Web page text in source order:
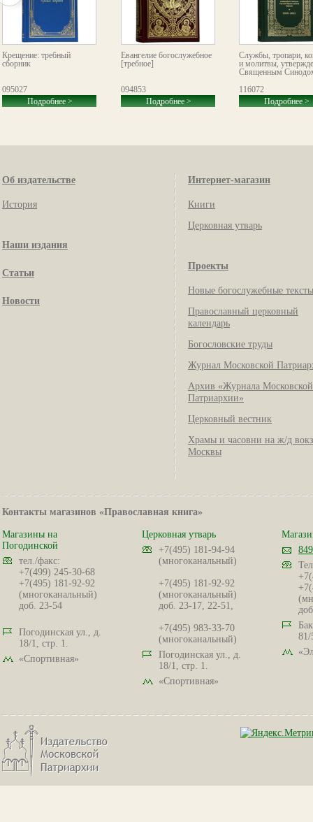
Крещение: требный
сборник
095027
Подробнее >
Евангелие богослужебное
[требное]
094853
Подробнее >
Службы, тропари,
и молитвы,
Священным
116072
Подробнее >
Об издательстве
История
Наши издания
Статьи
Новости
Интернет-магазин
Книги
Церковная утварь
Проекты
Новые богослужебные тексты
Православный церковный
календарь
Богословские труды
Журнал Московской
Архив «Журнала Московской
Патриархии»
Церковный вестник
Храмы и часовни на ж/д
Москвы
Контакты магазинов «Православная книга»
Магазины на
Погодинской
тел./факс:
+7(499) 245-30-68
+7(495) 181-92-92
(многоканальный)
доб. 23-54
Погодинская ул., д.
18/1, стр. 1.
«Спортивная»
Церковная утварь
+7(495) 181-94-94
(многоканальный)
+7(495) 181-92-92
(многоканальный)
доб. 23-17, 22-51,
+7(495) 983-33-70
(многоканальный)
Погодинская ул., д.
18/1, стр. 1.
«Спортивная»
81/